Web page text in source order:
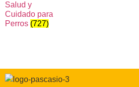
Salud y
Cuidado para
Perros (727)